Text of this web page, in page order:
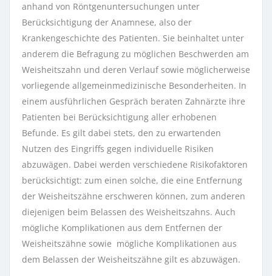
anhand von Röntgenuntersuchungen unter
Berücksichtigung der Anamnese, also der
Krankengeschichte des Patienten. Sie beinhaltet unter
anderem die Befragung zu möglichen Beschwerden am
Weisheitszahn und deren Verlauf sowie möglicherweise
vorliegende allgemeinmedizinische Besonderheiten. In
einem ausführlichen Gespräch beraten Zahnärzte ihre
Patienten bei Berücksichtigung aller erhobenen
Befunde. Es gilt dabei stets, den zu erwartenden
Nutzen des Eingriffs gegen individuelle Risiken
abzuwägen. Dabei werden verschiedene Risikofaktoren
berücksichtigt: zum einen solche, die eine Entfernung
der Weisheitszähne erschweren können, zum anderen
diejenigen beim Belassen des Weisheitszahns. Auch
mögliche Komplikationen aus dem Entfernen der
Weisheitszähne sowie mögliche Komplikationen aus
dem Belassen der Weisheitszähne gilt es abzuwägen.